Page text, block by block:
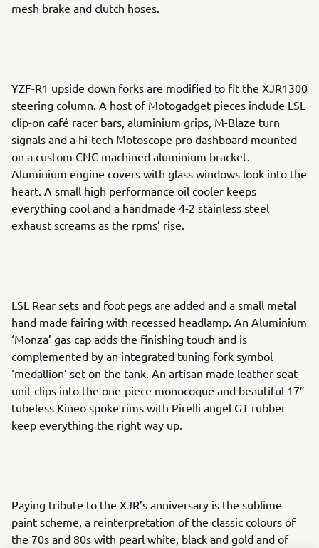
mesh brake and clutch hoses.
YZF-R1 upside down forks are modified to fit the XJR1300
steering column. A host of Motogadget pieces include LSL
clip-on café racer bars, aluminium grips, M-Blaze turn
signals and a hi-tech Motoscope pro dashboard mounted
on a custom CNC machined aluminium bracket.
Aluminium engine covers with glass windows look into the
heart. A small high performance oil cooler keeps
everything cool and a handmade 4-2 stainless steel
exhaust screams as the rpms’ rise.
LSL Rear sets and foot pegs are added and a small metal
hand made fairing with recessed headlamp. An Aluminium
‘Monza’ gas cap adds the finishing touch and is
complemented by an integrated tuning fork symbol
‘medallion’ set on the tank. An artisan made leather seat
unit clips into the one-piece monocoque and beautiful 17”
tubeless Kineo spoke rims with Pirelli angel GT rubber
keep everything the right way up.
Paying tribute to the XJR’s anniversary is the sublime
paint scheme, a reinterpretation of the classic colours of
the 70s and 80s with pearl white, black and gold and of